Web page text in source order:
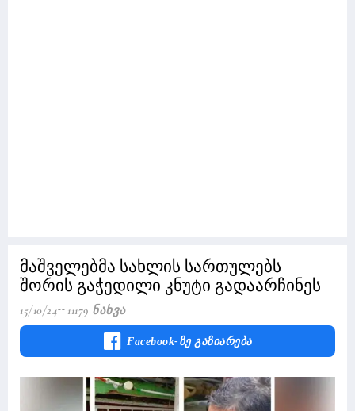
მაშველებმა სახლის სართულებს
შორის გაჭედილი კნუტი გადაარჩინეს
15/10/24 11179 Ნახვა
Facebook-Ზე Გაზიარება